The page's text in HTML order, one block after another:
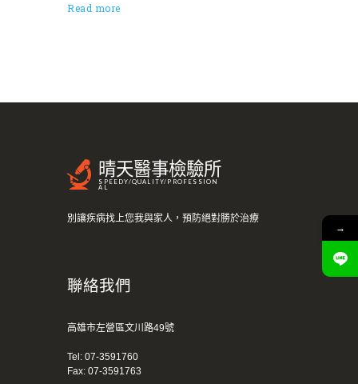
Read more
晴天醫事檢驗所
SPEEDY/QUALITY/PROFESSION
AL
別讓疾病找上您我與家人，預防絕對勝於治療
聯絡我們
高雄市左營區文川路49號
Tel: 07-3591760
Fax: 07-3591763
→